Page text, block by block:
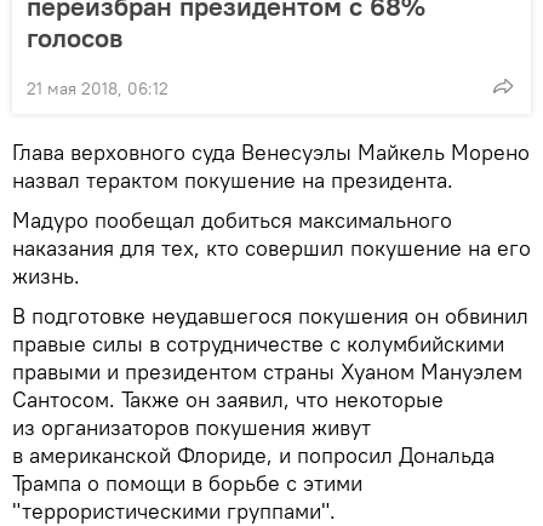
голосов
21 мая 2018, 06:12
Глава верховного суда Венесуэлы Майкель Морено
назвал терактом покушение на президента.
Мадуро пообещал добиться максимального
наказания для тех, кто совершил покушение на его
жизнь.
В подготовке неудавшегося покушения он обвинил
правые силы в сотрудничестве с колумбийскими
правыми и президентом страны Хуаном Мануэлем
Сантосом. Также он заявил, что некоторые
из организаторов покушения живут
в американской Флориде, и попросил Дональда
Трампа о помощи в борьбе с этими
"террористическими группами".